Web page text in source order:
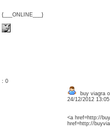
{___ONLINE___}
: 0
buy viagra
24/12/2012
<a href=http://
href=http://